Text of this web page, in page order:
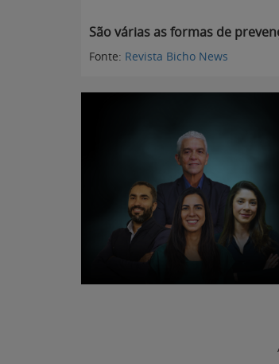
São várias as formas de
Fonte: Revista Bicho News
Artigos Relacionados